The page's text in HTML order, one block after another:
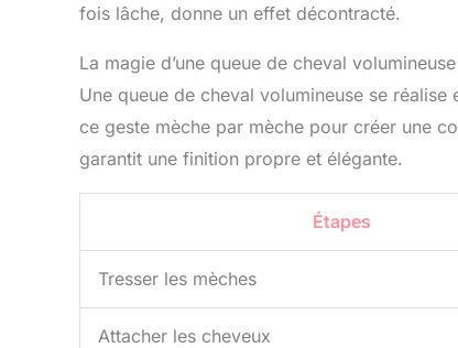
fois lâche, donne un effet décontracté.
La magie d’une queue de cheval volumineuse
Une queue de cheval volumineuse se réalise
ce geste mèche par mèche pour créer une
garantit une finition propre et élégante.
Étapes
Tresser les mèches
Attacher les cheveux